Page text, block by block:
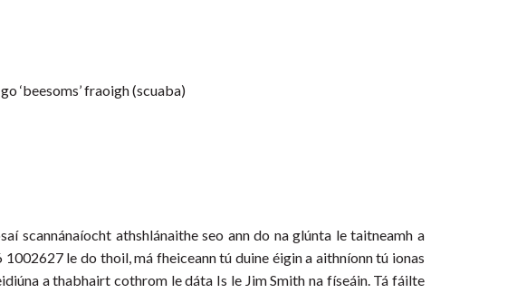
‘beesoms’ fraoigh (scuaba)
scannánaíocht athshlánaithe seo ann do na glúnta le taitneamh a
le do thoil, má fheiceann tú duine éigin a aithníonn tú ionas
a thabhairt cothrom le dáta Is le Jim Smith na físeáin. Tá fáilte